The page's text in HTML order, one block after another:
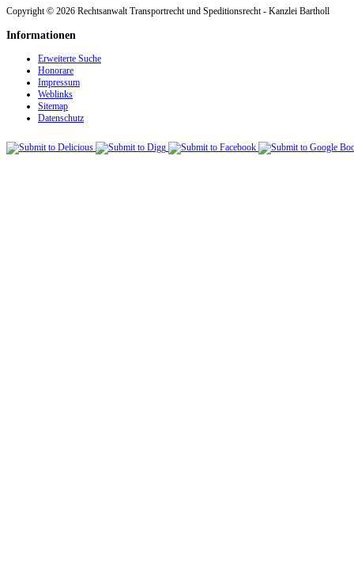
Copyright © 2026 Rechtsanwalt Transportrecht und Speditionsrecht - Kanzlei Bartholl
Informationen
Erweiterte Suche
Honorare
Impressum
Weblinks
Sitemap
Datenschutz